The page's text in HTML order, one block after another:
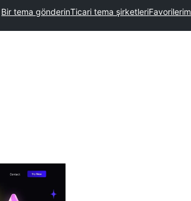
Bir tema gönderinTicari tema şirketleriFavorilerim